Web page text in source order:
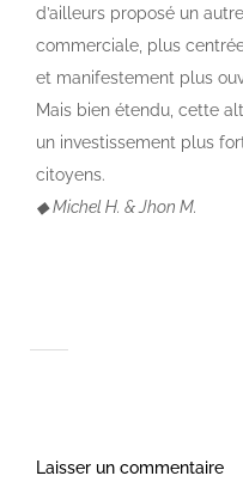
d’ailleurs proposé un
commerciale, plus
et manifestement plus
Mais bien étendu, cette
un investissement plus
citoyens.
◆Michel H. & Jhon M.
Laisser un commentaire